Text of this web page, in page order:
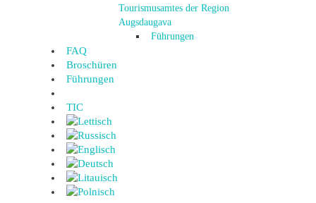
Tourismusamtes der Region
Augsdaugava
Führungen
FAQ
Broschüren
Führungen
TIC